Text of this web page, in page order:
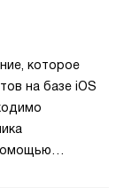
которое
на базе iOS